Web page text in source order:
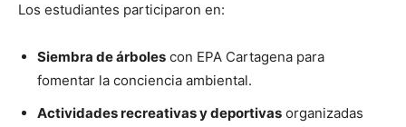
Los estudiantes participaron en:
Siembra de árboles con EPA Cartagena para
fomentar la conciencia ambiental.
Actividades recreativas y deportivas organizadas